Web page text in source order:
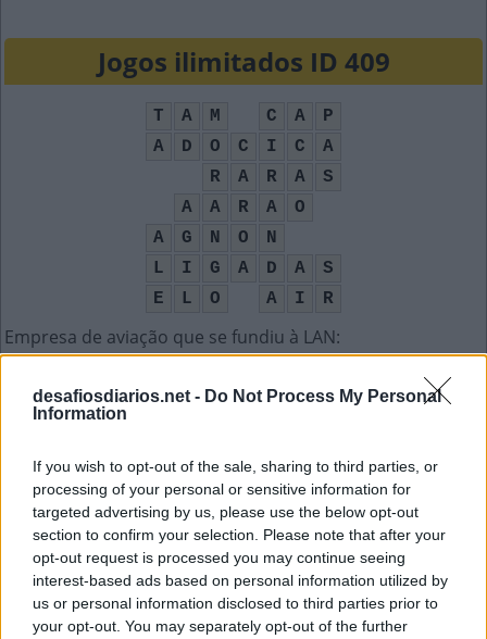
desafiosdiarios.net - Do Not Process My Personal
Information
If you wish to opt-out of the sale, sharing to third parties, or
processing of your personal or sensitive information for
targeted advertising by us, please use the below opt-out
section to confirm your selection. Please note that after your
opt-out request is processed you may continue seeing
interest-based ads based on personal information utilized by
us or personal information disclosed to third parties prior to
your opt-out. You may separately opt-out of the further
Jogos ilimitados ID 409
T A M C A
P
A
D O C I C
A
R
A R A
S
A
A R A
O
A
G N O
N
L
I G A D A
S
E
L O A I R
Empresa de aviação que se fundiu à LAN:
Palavra em inglês para boné
C
A
P
O SY que foi autor israelense renomado:
A
G N O
N
Metais de terras __, grupo de elementos químicos: